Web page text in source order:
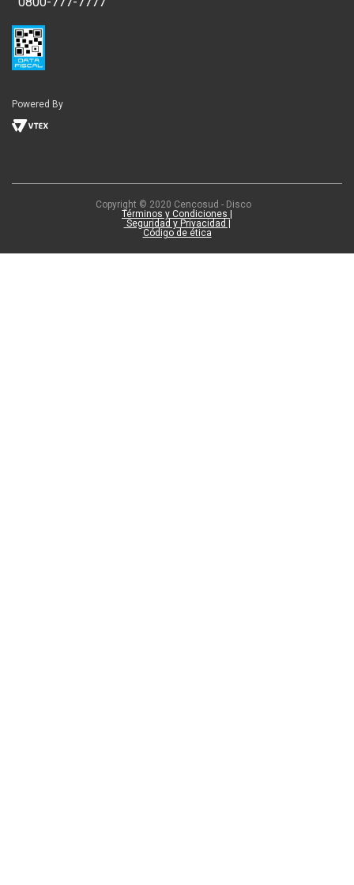
Powered By
Copyright © 2020 Cencosud - Disco
Términos y Condiciones |
Seguridad y Privacidad |
Código de ética